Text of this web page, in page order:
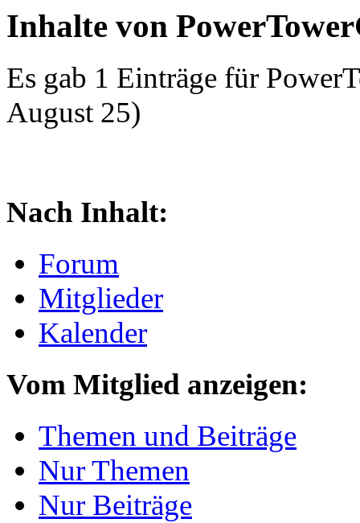
Inhalte von
Es gab 1 Einträge für
August 25)
Nach Inhalt:
Forum
Mitglieder
Kalender
Vom Mitglied anzeigen:
Themen und Beiträge
Nur Themen
Nur Beiträge